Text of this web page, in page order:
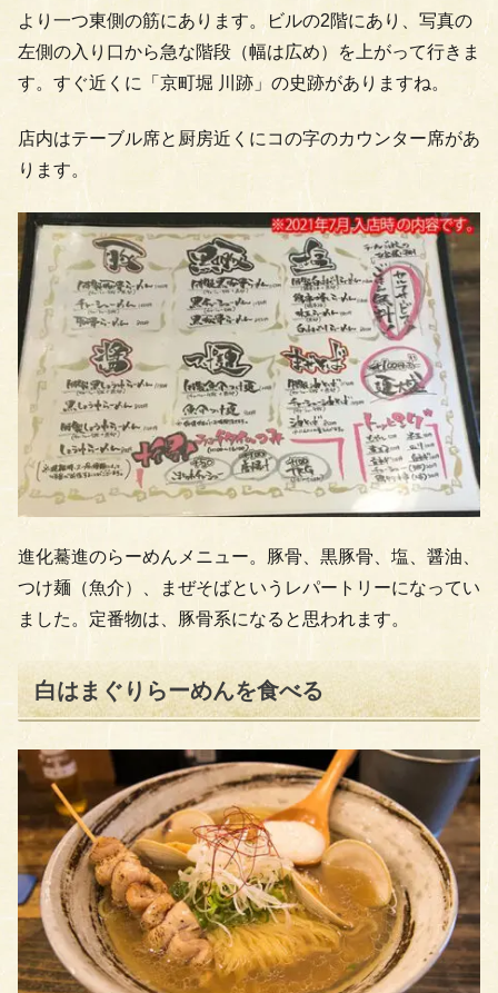
より一つ東側の筋にあります。ビルの2階にあり、写真の
左側の入り口から急な階段（幅は広め）を上がって行きま
す。すぐ近くに「京町堀 川跡」の史跡がありますね。
店内はテーブル席と厨房近くにコの字のカウンター席があ
ります。
進化驀進のらーめんメニュー。豚骨、黒豚骨、塩、醤油、
つけ麺（魚介）、まぜそばというレパートリーになってい
ました。定番物は、豚骨系になると思われます。
白はまぐりらーめんを食べる